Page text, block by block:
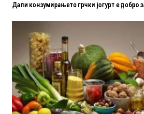
Дали конзумирањето грчки јогурт е добро